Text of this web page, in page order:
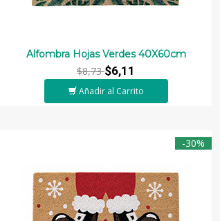
Alfombra Hojas Verdes 40X60cm
$8,73$6,11
Añadir al Carrito
-30%